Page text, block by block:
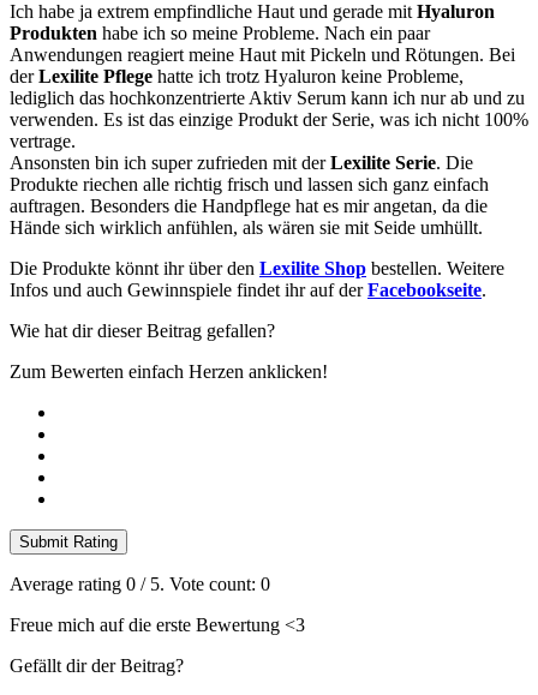
Ich habe ja extrem empfindliche Haut und gerade mit Hyaluron
Produkten habe ich so meine Probleme. Nach ein paar
Anwendungen reagiert meine Haut mit Pickeln und Rötungen. Bei
derLexilite Pflege hatte ich trotz Hyaluron keine Probleme,
lediglich das hochkonzentrierte Aktiv Serum kann ich nur ab und zu
verwenden. Es ist das einzige Produkt der Serie, was ich nicht 100%
vertrage.
Ansonsten bin ich super zufrieden mit derLexilite Serie. Die
Produkte riechen alle richtig frisch und lassen sich ganz einfach
auftragen. Besonders die Handpflege hat es mir angetan, da die
Hände sich wirklich anfühlen, als wären sie mit Seide umhüllt.
Die Produkte könnt ihr über den Lexilite Shop bestellen. Weitere
Infos und auch Gewinnspiele findet ihr auf derFacebookseite.
Wie hat dir dieser Beitrag gefallen?
Zum Bewerten einfach Herzen anklicken!
Submit Rating
Average rating 0 / 5. Vote count: 0
Freue mich auf die erste Bewertung <3
Gefällt dir der Beitrag?